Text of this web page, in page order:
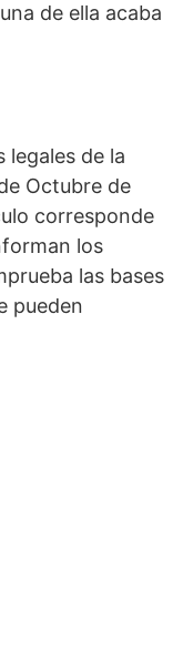
de ella acaba
legales de la
Octubre de
corresponde
los
las bases
pueden